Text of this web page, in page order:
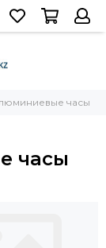
часы
часы